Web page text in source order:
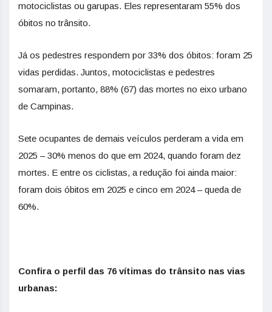
motociclistas ou garupas. Eles representaram 55% dos
óbitos no trânsito.
Já os pedestres respondem por 33% dos óbitos: foram 25
vidas perdidas. Juntos, motociclistas e pedestres
somaram, portanto, 88% (67) das mortes no eixo urbano
de Campinas.
Sete ocupantes de demais veículos perderam a vida em
2025 – 30% menos do que em 2024, quando foram dez
mortes. E entre os ciclistas, a redução foi ainda maior:
foram dois óbitos em 2025 e cinco em 2024 – queda de
60%.
Confira o perfil das 76 vítimas do trânsito nas vias
urbanas: